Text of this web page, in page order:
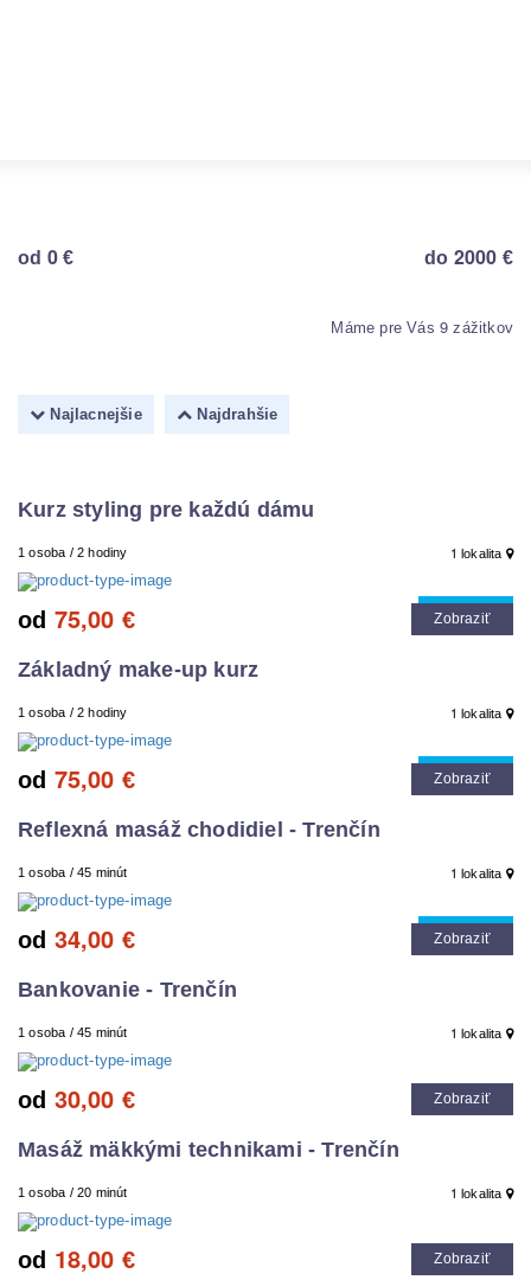
od 0 € do 2000 €
Máme pre Vás 9 zážitkov
Najlacnejšie Najdrahšie
Kurz styling pre každú dámu
1 osoba / 2 hodiny 1 lokalita
Cool tip
od 75,00 € Zobraziť
Základný make-up kurz
1 osoba / 2 hodiny 1 lokalita
Cool tip
od 75,00 € Zobraziť
Reflexná masáž chodidiel - Trenčín
1 osoba / 45 minút 1 lokalita
Cool tip
od 34,00 € Zobraziť
Bankovanie - Trenčín
1 osoba / 45 minút 1 lokalita
od 30,00 € Zobraziť
Masáž mäkkými technikami - Trenčín
1 osoba / 20 minút 1 lokalita
od 18,00 € Zobraziť